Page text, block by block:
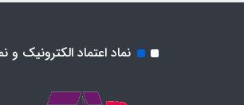
نماد اعتماد الکترونیک و